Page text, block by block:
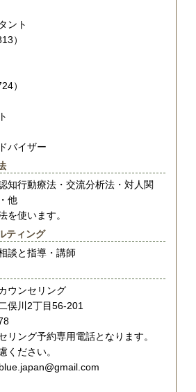
ント
）
）
バイザー
知行動療法・交流分析法・対人関
他
を使います。
ティング
談と指導・講師
ウンセリング
俣川2丁目56-201
リング予約専用電話となります。
ください。